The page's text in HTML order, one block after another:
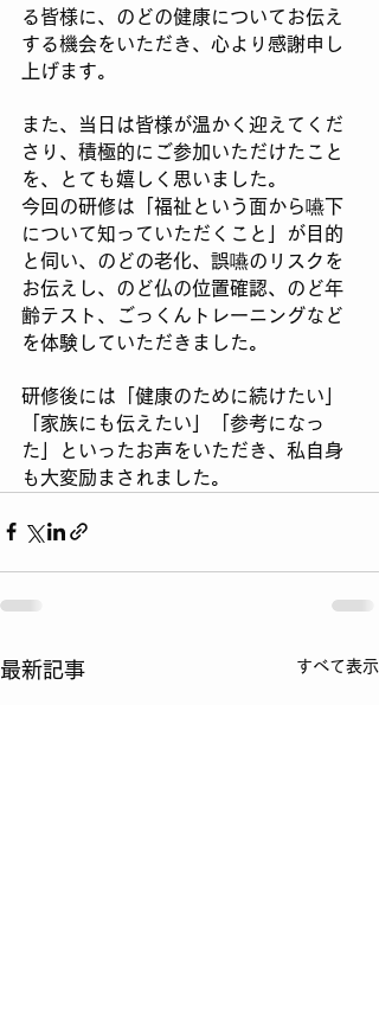
る皆様に、のどの健康についてお伝え
する機会をいただき、心より感謝申し
上げます。
また、当日は皆様が温かく迎えてくだ
さり、積極的にご参加いただけたこと
を、とても嬉しく思いました。
今回の研修は「福祉という面から嚥下
について知っていただくこと」が目的
と伺い、のどの老化、誤嚥のリスクを
お伝えし、のど仏の位置確認、のど年
齢テスト、ごっくんトレーニングなど
を体験していただきました。
研修後には「健康のために続けたい」
「家族にも伝えたい」「参考になっ
た」といったお声をいただき、私自身
も大変励まされました。
最新記事 すべて表示